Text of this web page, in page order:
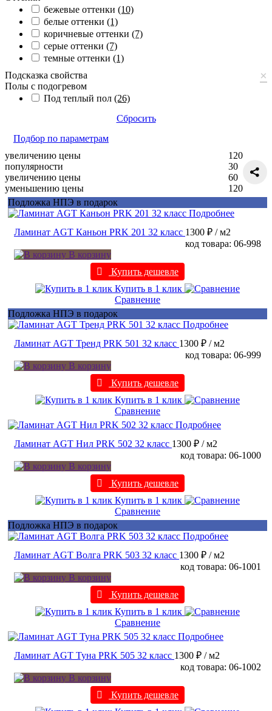
бежевые оттенки (10)
белые оттенки (1)
коричневые оттенки (7)
серые оттенки (7)
темные оттенки (1)
Подсказка свойства
×
Полы с подогревом
Под теплый пол (26)
Сбросить
Подбор по параметрам
увеличению цены
популярности
увеличению цены
уменьшению цены
120
30
60
120
Подложка НПЭ в подарок
Подробнее
Ламинат AGT Каньон PRK 201 32 класс 1300 ₽ / м2
код товара: 06-998
В корзину
Купить дешевле
Купить в 1 клик
Сравнение
Подложка НПЭ в подарок
Подробнее
Ламинат AGT Тренд PRK 501 32 класс 1300 ₽ / м2
код товара: 06-999
В корзину
Купить дешевле
Купить в 1 клик
Сравнение
Подробнее
Ламинат AGT Нил PRK 502 32 класс 1300 ₽ / м2
код товара: 06-1000
В корзину
Купить дешевле
Купить в 1 клик
Сравнение
Подложка НПЭ в подарок
Подробнее
Ламинат AGT Волга PRK 503 32 класс 1300 ₽ / м2
код товара: 06-1001
В корзину
Купить дешевле
Купить в 1 клик
Сравнение
Подробнее
Ламинат AGT Туна PRK 505 32 класс 1300 ₽ / м2
код товара: 06-1002
В корзину
Купить дешевле